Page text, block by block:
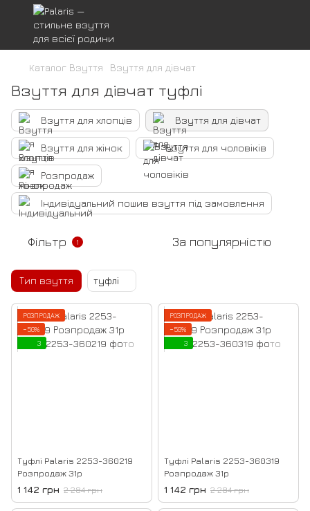
Каталог Взуття Взуття для дівчат
Взуття для дівчат туфлі
Взуття для хлопців Взуття для дівчат
Взуття для жінок Взуття для чоловіків
Розпродаж
Індивідуальний пошив взуття під замовлення
Фільтр 1 За популярністю
Тип взуття туфлі
РОЗПРОДАЖ
−50%
3
Туфлі Palaris 2253-360219
Розпродаж 31р
1 142 грн 2 284 грн
РОЗПРОДАЖ
−50%
3
Туфлі Palaris 2253-360319
Розпродаж 31р
1 142 грн 2 284 грн